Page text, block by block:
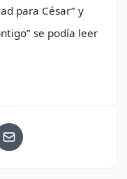
para César” y
se podía leer